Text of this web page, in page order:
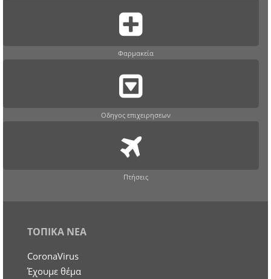
Φαρμακεία
Οδηγος επιχειρησεων
Πτήσεις
ΤΟΠΙΚΑ ΝΕΑ
CoronaVirus
Έχουμε θέμα